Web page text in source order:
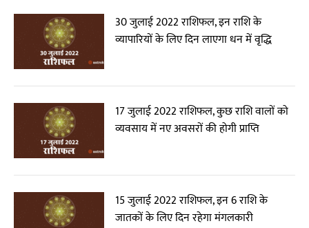
30 जुलाई 2022 राशिफल, इन राशि के
व्यापारियों के लिए दिन लाएगा धन में वृद्धि
17 जुलाई 2022 राशिफल, कुछ राशि वालों को
व्यवसाय में नए अवसरों की होगी प्राप्ति
15 जुलाई 2022 राशिफल, इन 6 राशि के
जातकों के लिए दिन रहेगा मंगलकारी